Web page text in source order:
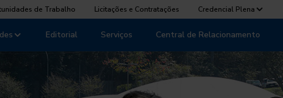
de Trabalho Licitações e Contratações Credencial Plena
Editorial Serviços Central de Relacionamento